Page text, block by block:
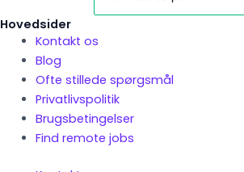
Hovedsider
Kontakt os
Blog
Ofte stillede spørgsmål
Privatlivspolitik
Brugsbetingelser
Find remote jobs